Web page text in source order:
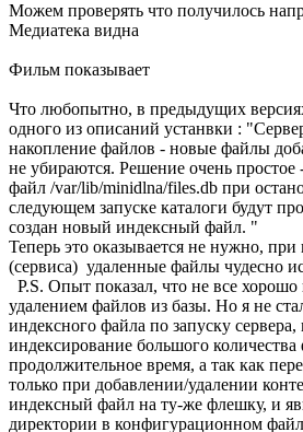
Можем проверять что получилось
Медиатека видна
Фильм показывает
Что любопытно, в предыдущих
одного из описаний устанвки :
накопление файлов - новые файлы
не убираются. Решение очень простое
файл /var/lib/minidlna/files.db при
следующем запуске каталоги будут
создан новый индексный файл. "
Теперь это оказывается не нужно, при
(сервиса) удаленные файлы чудесно
P.S. Опыт показал, что не все
удалением файлов из базы. Но я не
индексного файла по запуску
индексирование большого количества
продолжительное время, а так как
только при добавлении/удалении
индексный файл на ту-же флешку, и
директории в конфигурационном